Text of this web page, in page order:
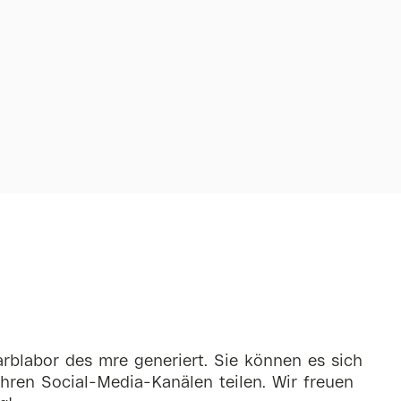
des mre generiert. Sie können es sich
Social-Media-Kanälen teilen. Wir freuen